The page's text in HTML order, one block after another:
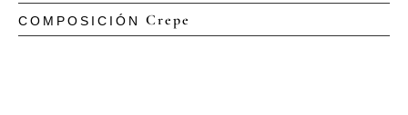
COMPOSICIÓN Crepe